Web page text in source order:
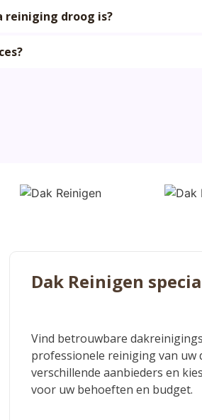
reiniging droog is?
Dak Reinigen
Vind betrouwbare
professionele reiniging van uw
verschillende aanbieders en
voor uw behoeften en budget.